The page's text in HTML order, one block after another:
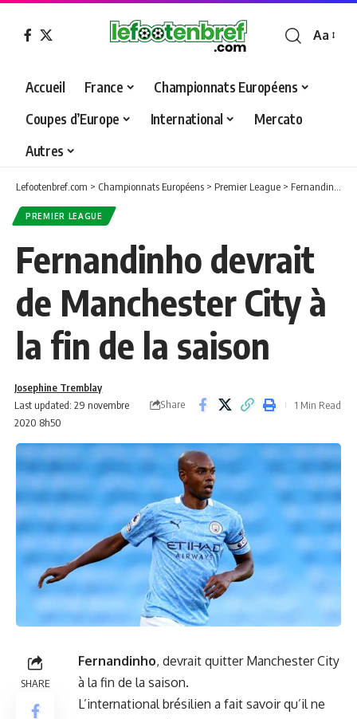
Font
Aa
Accueil France
Championnats Européens
Coupes d’Europe
International
Mercato
Autres
Lefootenbref.com > Championnats Européens > Premier League > Fernandinho devrait de Manchester City à la fin de la saison
PREMIER LEAGUE
Fernandinho devrait
de Manchester City à
la fin de la saison
Last updated: 29 novembre
2020 8h50
Josephine Tremblay
Share
1 Min Read
SHARE
Fernandinho, devrait quitter Manchester City
à la fin de la saison.
L’international brésilien a fait savoir qu’il ne